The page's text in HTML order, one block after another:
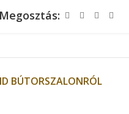
Megosztás:
BÚTORSZALONRÓL